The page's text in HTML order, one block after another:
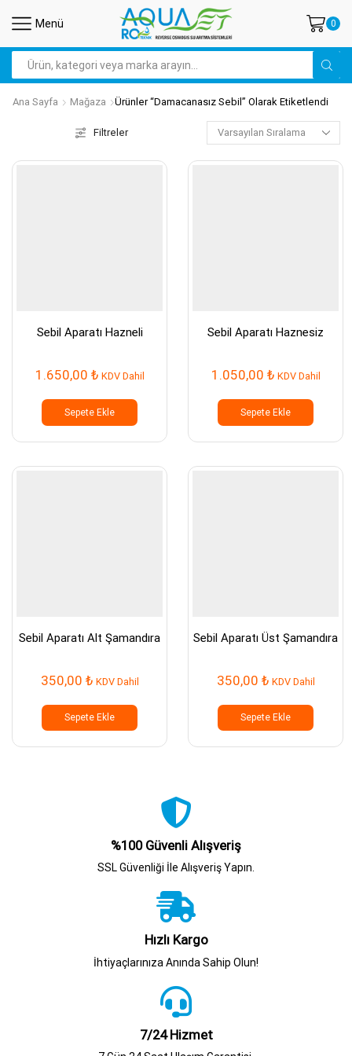
Menü 0
Search
input
Ana Sayfa Mağaza Ürünler “damacanasız Sebil” Olarak Etiketlendi
Filtreler
Sebil Aparatı Hazneli
1.650,00 ₺ KDV Dahil
Sepete Ekle
Sebil Aparatı Haznesiz
1.050,00 ₺ KDV Dahil
Sepete Ekle
Sebil Aparatı Alt Şamandıra
350,00 ₺ KDV Dahil
Sepete Ekle
Sebil Aparatı Üst Şamandıra
350,00 ₺ KDV Dahil
Sepete Ekle
%100 Güvenli Alışveriş
SSL Güvenliği İle Alışveriş Yapın.
Hızlı Kargo
İhtiyaçlarınıza Anında Sahip Olun!
7/24 Hizmet